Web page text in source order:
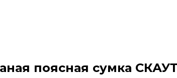
поясная сумка